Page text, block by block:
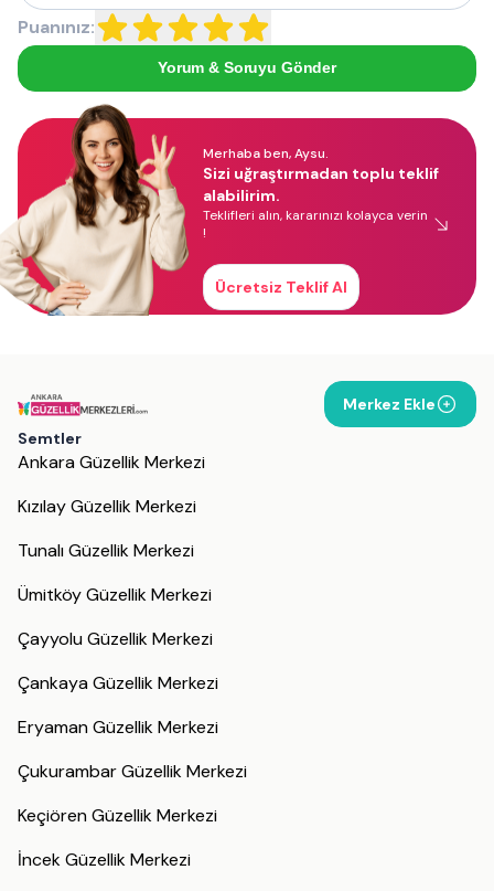
Puanınız:
Yorum & Soruyu Gönder
Merhaba ben, Aysu.
Sizi uğraştırmadan toplu teklif
alabilirim.
Teklifleri alın, kararınızı kolayca verin
!
Ücretsiz Teklif Al
Merkez Ekle
Semtler
Ankara Güzellik Merkezi
Kızılay Güzellik Merkezi
Tunalı Güzellik Merkezi
Ümitköy Güzellik Merkezi
Çayyolu Güzellik Merkezi
Çankaya Güzellik Merkezi
Eryaman Güzellik Merkezi
Çukurambar Güzellik Merkezi
Keçiören Güzellik Merkezi
İncek Güzellik Merkezi